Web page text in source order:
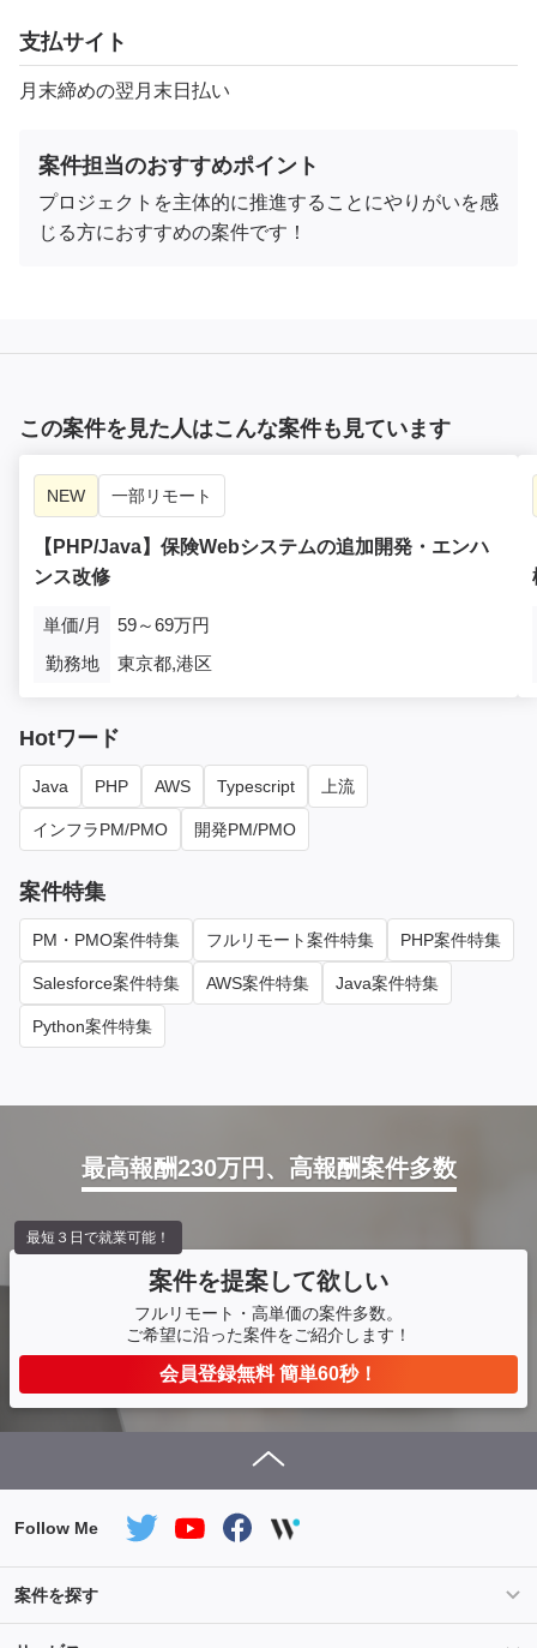
支払サイト
月末締めの翌月末日払い
案件担当のおすすめポイント
プロジェクトを主体的に推進することにやりがいを感
じる方におすすめの案件です！
この案件を見た人はこんな案件も見ています
NEW 一部リモート
【PHP/Java】保険Webシステムの追加開発・エンハ
ンス改修
単価/月
59～69万円
勤務地
東京都,港区
Hotワード
Java PHP AWS Typescript 上流
インフラPM/PMO 開発PM/PMO
案件特集
PM・PMO案件特集 フルリモート案件特集 PHP案件特集
Salesforce案件特集 AWS案件特集 Java案件特集
Python案件特集
最高報酬230万円、高報酬案件多数
案件を提案して欲しい
フルリモート・高単価の案件多数。
ご希望に沿った案件をご紹介します！
会員登録無料 簡単60秒！
最短３日で就業可能！
Follow Me
案件を探す
条件を指定して案件を探す